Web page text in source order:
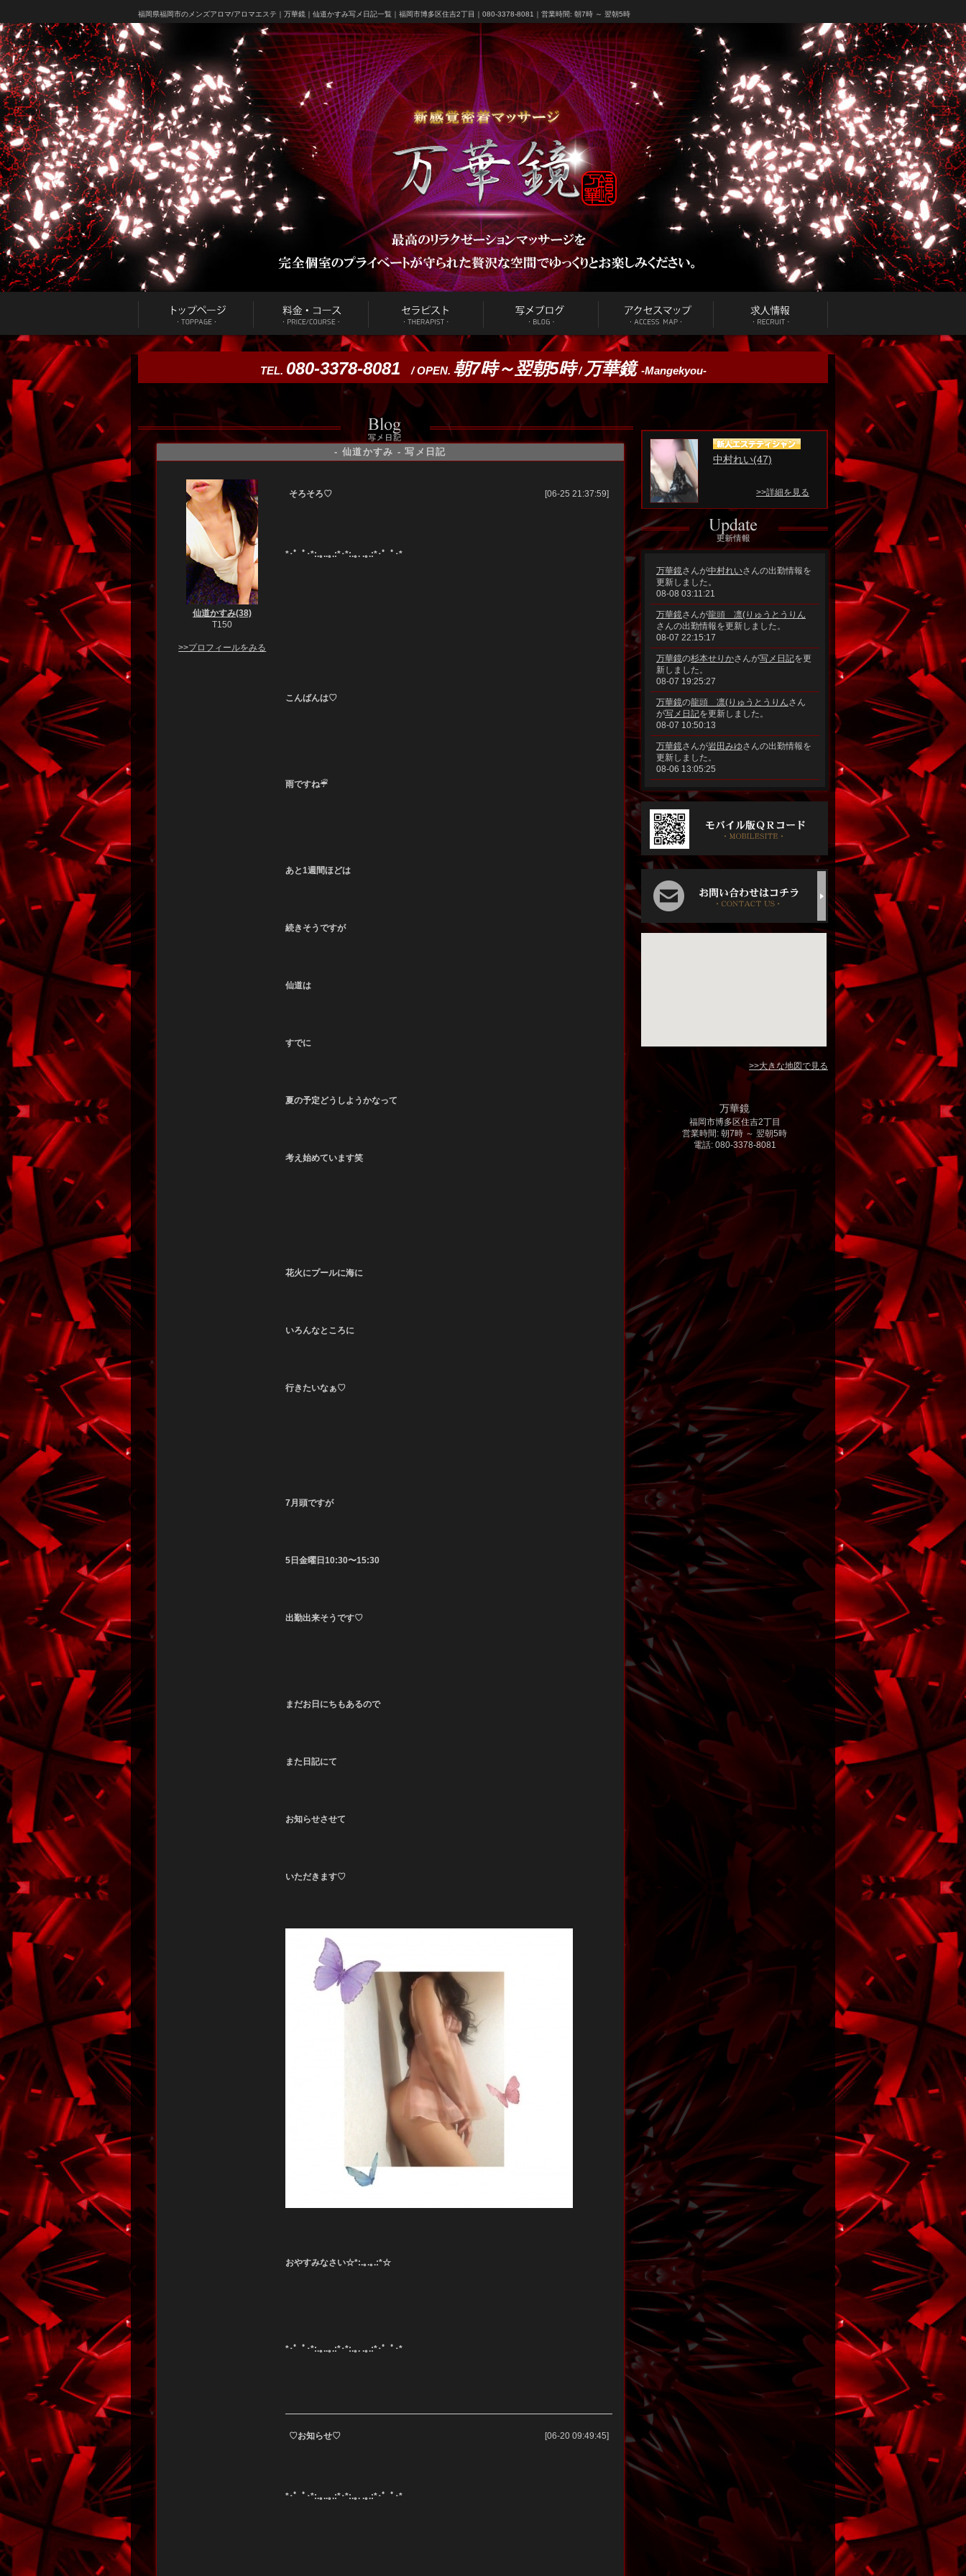
福岡県福岡市のメンズアロマ/アロマエステ｜ 万華鏡｜仙道かすみ写メ日記一覧 ｜福岡市博多区住吉2丁目｜080-3378-8081｜営業時間: 朝7時 ～ 翌朝5時
TEL. 080-3378-8081 /OPEN. 朝7時～翌朝5時 / 万華鏡 -Mangekyou-
- 仙道かすみ - 写メ日記
仙道かすみ(38)
T150
>>プロフィールをみる
そろそろ♡ [06-25 21:37:59]
*･゜ﾟ･*:.｡..｡.:*･*:.｡. .｡.:*･゜ﾟ･*
こんばんは♡
雨ですね☔︎
あと1週間ほどは
続きそうですが
仙道は
すでに
夏の予定どうしようかなって
考え始めています笑
花火にプールに海に
いろんなところに
行きたいなぁ♡
7月頭ですが
5日金曜日10:30〜15:30
出勤出来そうです♡
まだお日にちもあるので
また日記にて
お知らせさせて
いただきます♡
おやすみなさい☆*:.｡.｡.:*☆
*･゜ﾟ･*:.｡..｡.:*･*:.｡. .｡.:*･゜ﾟ･*
♡お知らせ♡ [06-20 09:49:45]
*･゜ﾟ･*:.｡..｡.:*･*:.｡. .｡.:*･゜ﾟ･*
仙道かすみ(38)
>>詳細を見る
仙道かすみ(38) 森ゆうき(44)
>>詳細を見る
中村れい(47)
>>詳細を見る
日向そら(29)
森ゆうき(44)
>>詳細を見る 万華鏡さんが中村れいさんの出勤情報を
更新しました。
08-08 03:11:21
万華鏡さんが龍頭 凛(りゅうとうりん
さんの出勤情報を更新しました。
08-07 22:15:17
万華鏡の杉本せりかさんが写メ日記を更
新しました。
08-07 19:25:27
万華鏡の龍頭 凛(りゅうとうりんさん
が写メ日記を更新しました。
08-07 10:50:13
万華鏡さんが岩田みゆさんの出勤情報を
更新しました。
08-06 13:05:25
>>大きな地図で見る
万華鏡
福岡市博多区住吉2丁目
営業時間: 朝7時 ～ 翌朝5時
電話: 080-3378-8081